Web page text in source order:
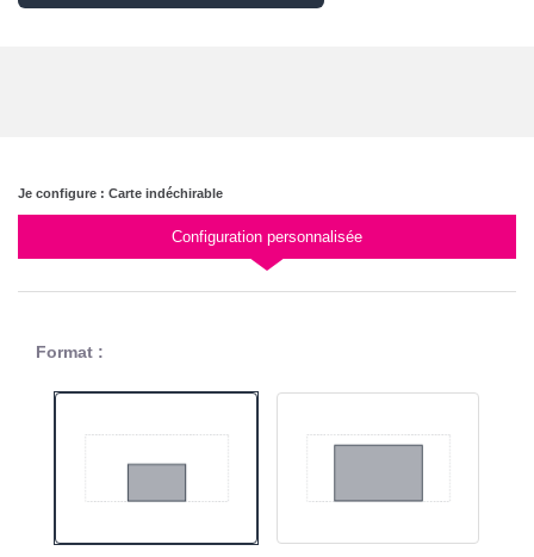
Je configure : Carte indéchirable
Configuration personnalisée
Format :